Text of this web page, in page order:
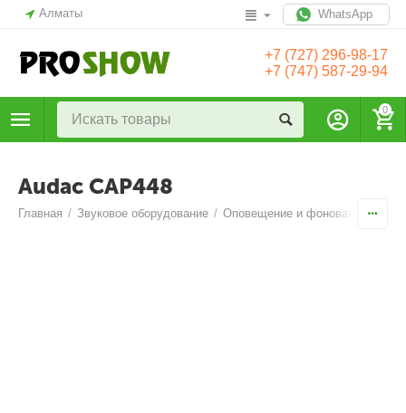
Алматы WhatsApp
+7 (727) 296-98-17
+7 (747) 587-29-94
0
Audac CAP448
Главная / Звуковое оборудование / Оповещение и фоновая музыка